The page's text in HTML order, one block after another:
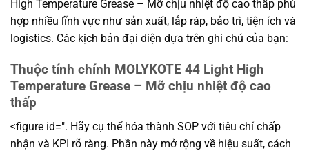
High Temperature Grease – Mỡ chịu nhiệt độ cao thấp phù
hợp nhiều lĩnh vực như sản xuất, lắp ráp, bảo trì, tiện ích và
logistics. Các kịch bản đại diện dựa trên ghi chú của bạn:
Thuộc tính chính MOLYKOTE 44 Light High
Temperature Grease – Mỡ chịu nhiệt độ cao
thấp
<figure id=". Hãy cụ thể hóa thành SOP với tiêu chí chấp
nhận và KPI rõ ràng. Phần này mở rộng về hiệu suất, cách